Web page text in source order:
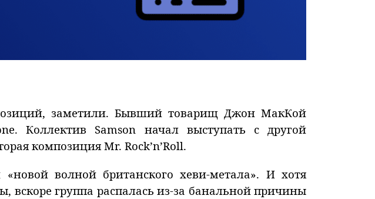
заметили. Бывший товарищ Джон МакКой
Коллектив Samson начал выступать с другой
композиция Mr. Rock’n’Roll.
волной британского хеви-метала». И хотя
группа распалась из-за банальной причины